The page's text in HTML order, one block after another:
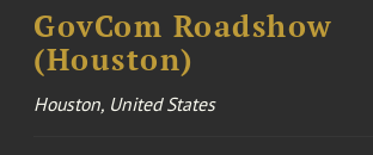
GovCom Roadshow
(Houston)
Houston, United States